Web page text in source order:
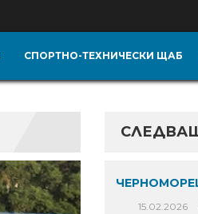
СПОРТНО-ТЕХНИЧЕСКИ ЩАБ
15.02.2026